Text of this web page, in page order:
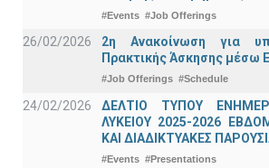
#Events #Job Offerings
26/02/2026
2η Ανακοίνωση για
Πρακτικής Άσκησης μέσω
#Job Offerings #Schedule
24/02/2026
ΔΕΛΤΙΟ ΤΥΠΟΥ
ΛΥΚΕΙΟΥ 2025-2026
ΚΑΙ ΔΙΑΔΙΚΤΥΑΚΕΣ
#Events #Presentations